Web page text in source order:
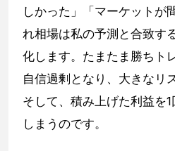
しかった」「マーケットが
れ相場は私の予測と合致す
化します。たまたま勝ちト
自信過剰となり、大きなリ
そして、積み上げた利益を
しまうのです。